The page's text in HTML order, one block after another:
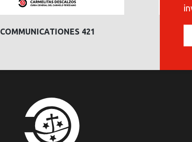
COMMUNICATIONES 421